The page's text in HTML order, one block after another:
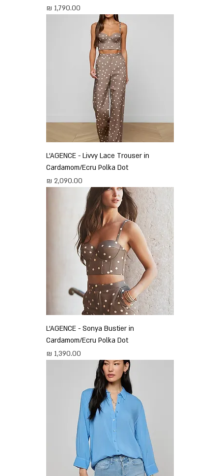
מחיר
L'AGENCE - Livvy Lace Trouser in
Cardamom/Ecru Polka Dot
מחיר
L'AGENCE - Sonya Bustier in
Cardamom/Ecru Polka Dot
מחיר